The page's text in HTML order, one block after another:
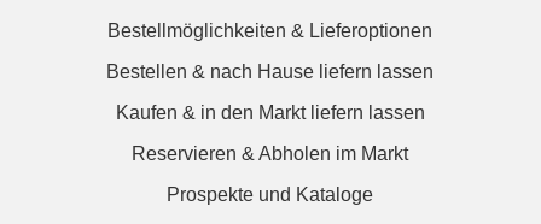
Bestellmöglichkeiten & Lieferoptionen
Bestellen & nach Hause liefern lassen
Kaufen & in den Markt liefern lassen
Reservieren & Abholen im Markt
Prospekte und Kataloge